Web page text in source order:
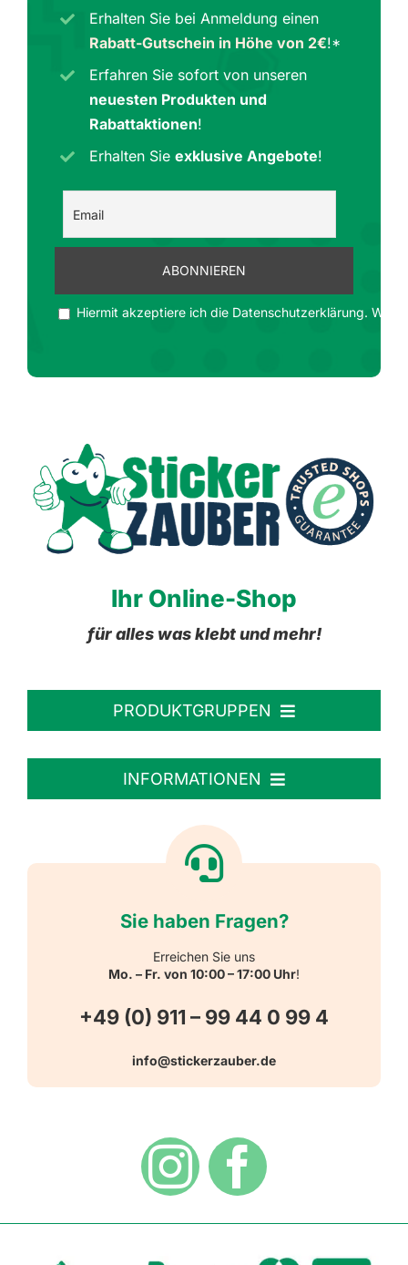
Erhalten Sie bei Anmeldung einen
Rabatt-Gutschein in Höhe von 2€!*
Erfahren Sie sofort von unseren
neuesten Produkten und
Rabattaktionen!
Erhalten Sieexklusive Angebote!
Hiermit akzeptiere ich die Datenschutzerklärung. Wir
Ihr Online-Shop
für alles was klebt und mehr!
PRODUKTGRUPPEN
Personalisierte Aufkleber
Reflektierende Aufkleber
Warn-, Gebots-, Verbots- und
Hinweisaufkleber
INFORMATIONEN
Versandarten
Widerrufsbelehrung
Sie haben Fragen?
Erreichen Sie uns
Mo. – Fr. von 10:00 – 17:00 Uhr!
+49 (0) 911 – 99 44 0 99 4
info@stickerzauber.de